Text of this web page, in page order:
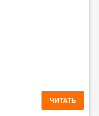
ЧИТАТЬ